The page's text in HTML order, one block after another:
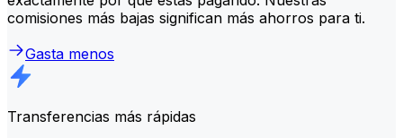
comisiones más bajas significan más ahorros para ti.
Gasta menos
Transferencias más rápidas